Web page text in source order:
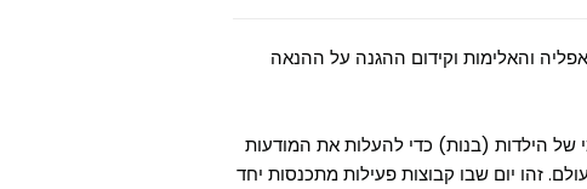
והאלימות וקידום ההגנה על ההנאה
הבינלאומי של הילדות (בנות) כדי להעלות את המודעות
זהו יום שבו קבוצות פעילות מתכנסות יחד